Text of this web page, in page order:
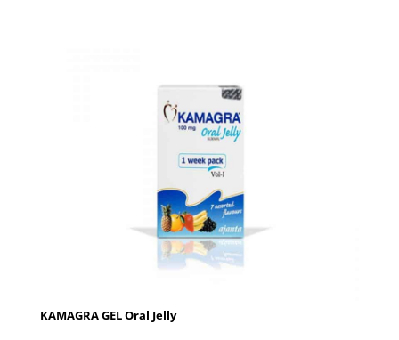
KAMAGRA GEL Oral Jelly